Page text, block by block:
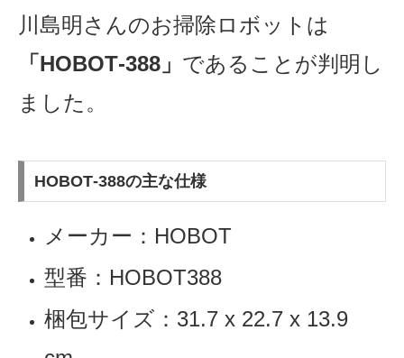
川島明さんのお掃除ロボットは
「HOBOT‐388」 であることが判明 し
ました。
HOBOT‐388の主な仕様
メーカー：HOBOT
型番：HOBOT388
梱包サイズ：31.7 x 22.7 x 13.9